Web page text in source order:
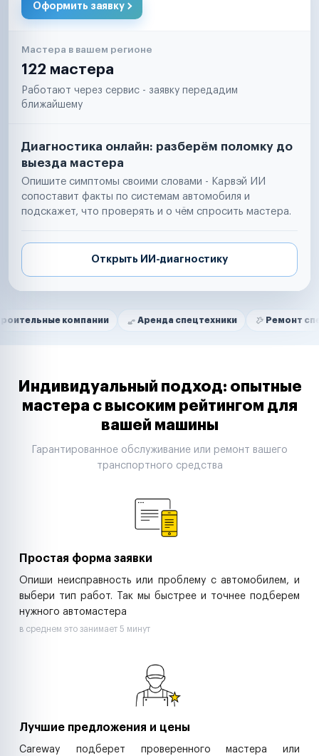
Оформить заявку
Мастера в вашем регионе
122 мастера
Работают через сервис - заявку передадим
ближайшему
Диагностика онлайн: разберём поломку до
выезда мастера
Опишите симптомы своими словами - Карвэй ИИ
сопоставит факты по системам автомобиля и
подскажет, что проверять и о чём спросить мастера.
Открыть ИИ-диагностику
Нам доверяют
компании Аренда спецтехники Ремонт спецтехники
Маркетплейсы
Таксопарки
Автодилеры
Строительные компании
Аренда спецтехники
Индивидуальный подход: опытные
мастера с высоким рейтингом для
вашей машины
Гарантированное обслуживание или ремонт вашего
транспортного средства
Простая форма заявки
Опиши неисправность или проблему с автомобилем, и
выбери тип работ. Так мы быстрее и точнее подберем
нужного автомастера
в среднем это занимает 5 минут
Лучшие предложения и цены
Careway подберет проверенного мастера или